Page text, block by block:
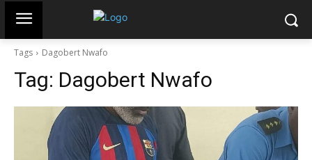
Tags Dagobert Nwafo
Tag: Dagobert Nwafo